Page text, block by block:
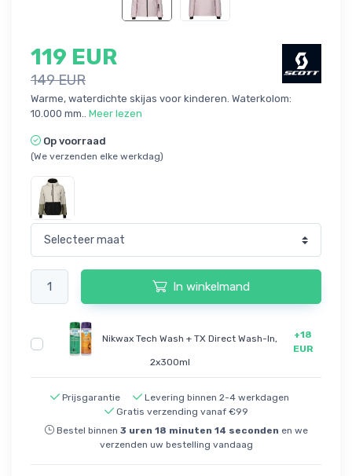
119 EUR
149 EUR
Warme, waterdichte skijas voor kinderen. Waterkolom:
10.000 mm.. Meer lezen
Op voorraad
(We verzenden elke werkdag)
In winkelmand
Nikwax Tech Wash + TX Direct Wash-In,
2x300ml
+18
EUR
Prijsgarantie
Levering binnen 2-4 werkdagen
Gratis verzending vanaf €99
Bestel binnen 3 uren 18 minuten 14 seconden en we
verzenden uw bestelling vandaag